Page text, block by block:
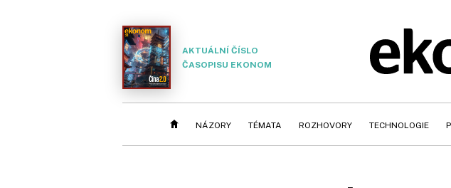
AKTUÁLNÍ ČÍSLO
ČASOPISU EKONOM
NÁZORY TÉMATA ROZHOVORY TECHNOLOGIE